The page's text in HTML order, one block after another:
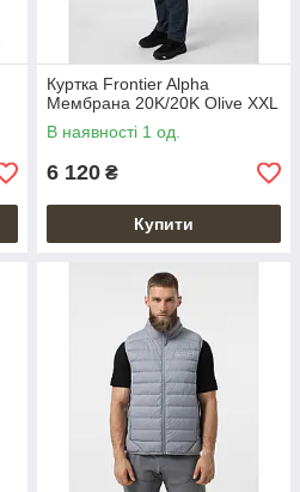
Куртка Frontier Alpha
Мембрана 20K/20K Olive XXL
В наявності 1 од.
6 120 ₴
Купити